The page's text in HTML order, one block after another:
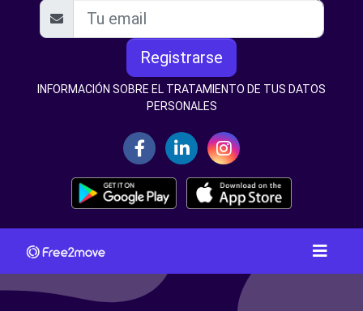
Registrarse
INFORMACIÓN SOBRE EL TRATAMIENTO DE TUS DATOS
PERSONALES